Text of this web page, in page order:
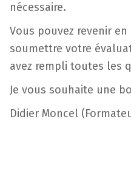
nécessaire.
Vous pouvez revenir
soumettre votre
avez rempli toutes les
Je vous souhaite une
Didier Moncel